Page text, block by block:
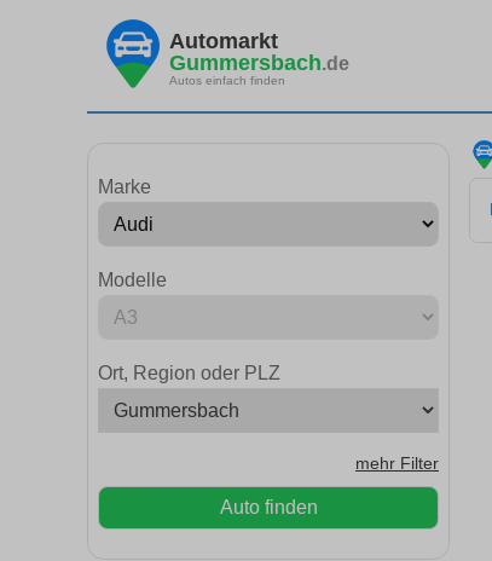
Automarkt
Gummersbach.de
Autos einfach finden
Marke
Modelle
Ort, Region oder PLZ
mehr Filter
Auto finden